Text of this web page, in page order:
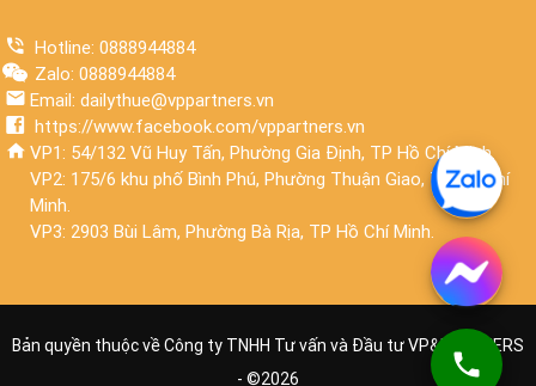
Hotline: 0888944884
Zalo: 0888944884
Email: dailythue@vppartners.vn
https://www.facebook.com/vppartners.vn
VP1: 54/132 Vũ Huy Tấn, Phường Gia Định, TP Hồ Chí Minh.
VP2: 175/6 khu phố Bình Phú, Phường Thuận Giao, TP Hồ Chí
Minh.
VP3: 2903 Bùi Lâm, Phường Bà Rịa, TP Hồ Chí Minh.
Bản quyền thuộc về Công ty TNHH Tư vấn và Đầu tư VP&PARTNERS
- ©2026